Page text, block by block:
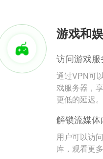
游戏和
访问游戏服
通过VPN可
戏服务器，
更低的延迟。
解锁流媒体
用户可以访
库，观看更